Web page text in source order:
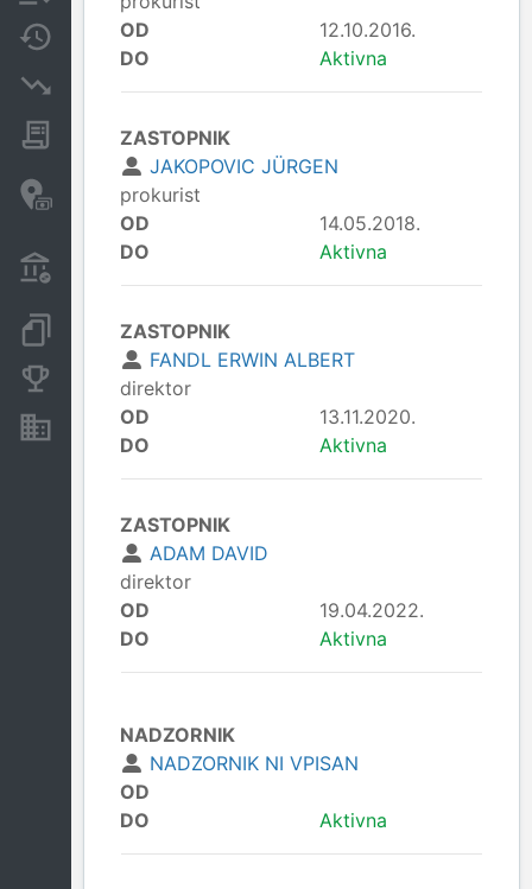
Spremembe
Javna naročila
Davčne oaze in sumljive
transakcije
Transakcije iz državnega
proračuna
Dokumenti in objave
Konkurenčna podjetja
Nepremičnine in sredstva
OD
12.10.2016.
DO
Aktivna
ZASTOPNIK
JAKOPOVIC JÜRGEN
prokurist
OD
14.05.2018.
DO
Aktivna
ZASTOPNIK
FANDL ERWIN ALBERT
direktor
OD
13.11.2020.
DO
Aktivna
ZASTOPNIK
ADAM DAVID
direktor
OD
19.04.2022.
DO
Aktivna
NADZORNIK
NADZORNIK NI VPISAN
OD
DO
Aktivna